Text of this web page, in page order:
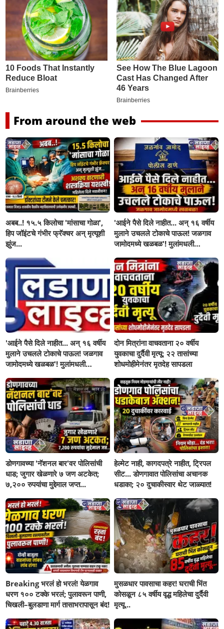
From around the web
अबब..! १५.५ किलोचा 'मांसाचा गोळा',
हिप जॉइंटचे गंभीर फ्रॅक्चर अन् मृत्यूशी
झुंज...
'आईने पैसे दिले नाहीत... अन् १६ वर्षीय
मुलाने उचलले टोकाचे पाऊल! जळगाव
जामोदमध्ये खळबळ'! मुलांमधली
'आईने पैसे दिले नाहीत... अन् १६ वर्षीय
मुलाने उचलले टोकाचे पाऊल! जळगाव
जामोदमध्ये खळबळ'! मुलांमधली
दोन मित्रांना वाचवताना २० वर्षीय
युवकाचा दुर्दैवी मृत्यू; २२ तासांच्या
शोधमोहीमेनंतर मृतदेह सापडला
डोणगावच्या 'नॅशनल बार'वर पोलिसांची
धाड; जुगार खेळणारे ७ जण अटकेत;
७,२०० रुपयांचा मुद्देमाल जप्त...
हेल्मेट नाही, कागदपत्रे नाहीत, ट्रिपल
सीट... डोणगावात पोलिसांचा अचानक
धडाका; २० दुचाकीस्वार थेट जाळ्यात!
Breaking भरलं हो भरलं! येळगाव
धरण १०० टक्के भरलं; पुलावरून पाणी,
चिखली–बुलडाणा मार्ग तासाभरापासून बंद!
मुसळधार पावसाचा कहर! घराची भिंत
कोसळून ८५ वर्षीय वृद्ध महिलेचा दुर्दैवी
मृत्यू...